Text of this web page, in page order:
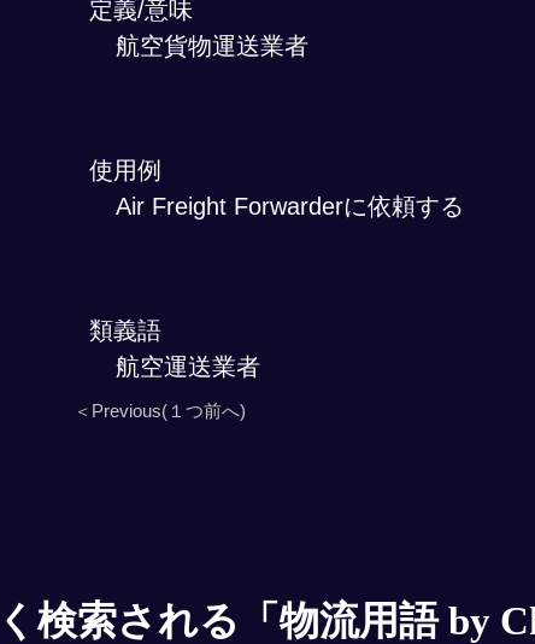
定義/意味
航空貨物運送業者
使用例
Air Freight Forwarderに依頼する
類義語
航空運送業者
＜Previous(１つ前へ)
検索される「物流用語 by